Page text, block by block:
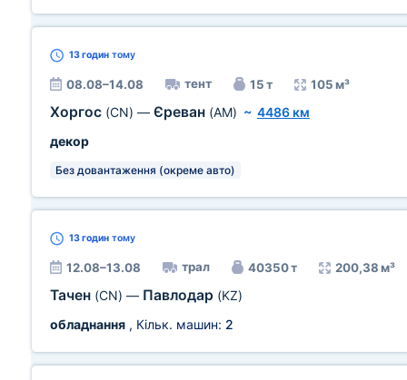
13 годин тому
08.08–14.08 тент 15 т 105 м³
Хоргос (CN) — Єреван (AM) ~ 4486 км
декор
Без довантаження (окреме авто)
13 годин тому
12.08–13.08 трал 40350 т 200,38 м³
Тачен (CN) — Павлодар (KZ)
обладнання , Кільк. машин: 2